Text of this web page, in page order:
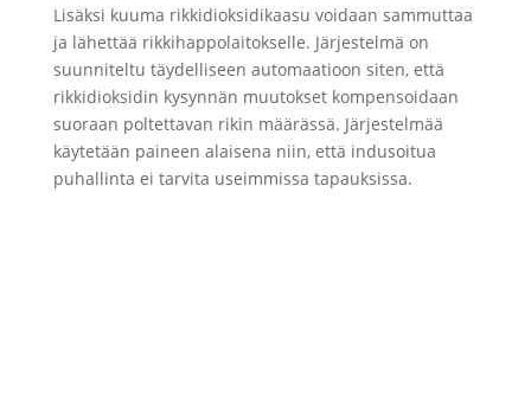
Lisäksi kuuma rikkidioksidikaasu voidaan sammuttaa
ja lähettää rikkihappolaitokselle. Järjestelmä on
suunniteltu täydelliseen automaatioon siten, että
rikkidioksidin kysynnän muutokset kompensoidaan
suoraan poltettavan rikin määrässä. Järjestelmää
käytetään paineen alaisena niin, että indusoitua
puhallinta ei tarvita useimmissa tapauksissa.